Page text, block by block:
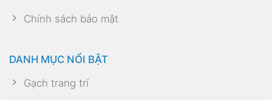
Chính sách bảo mật
DANH MỤC NỔI BẬT
Gạch trang trí